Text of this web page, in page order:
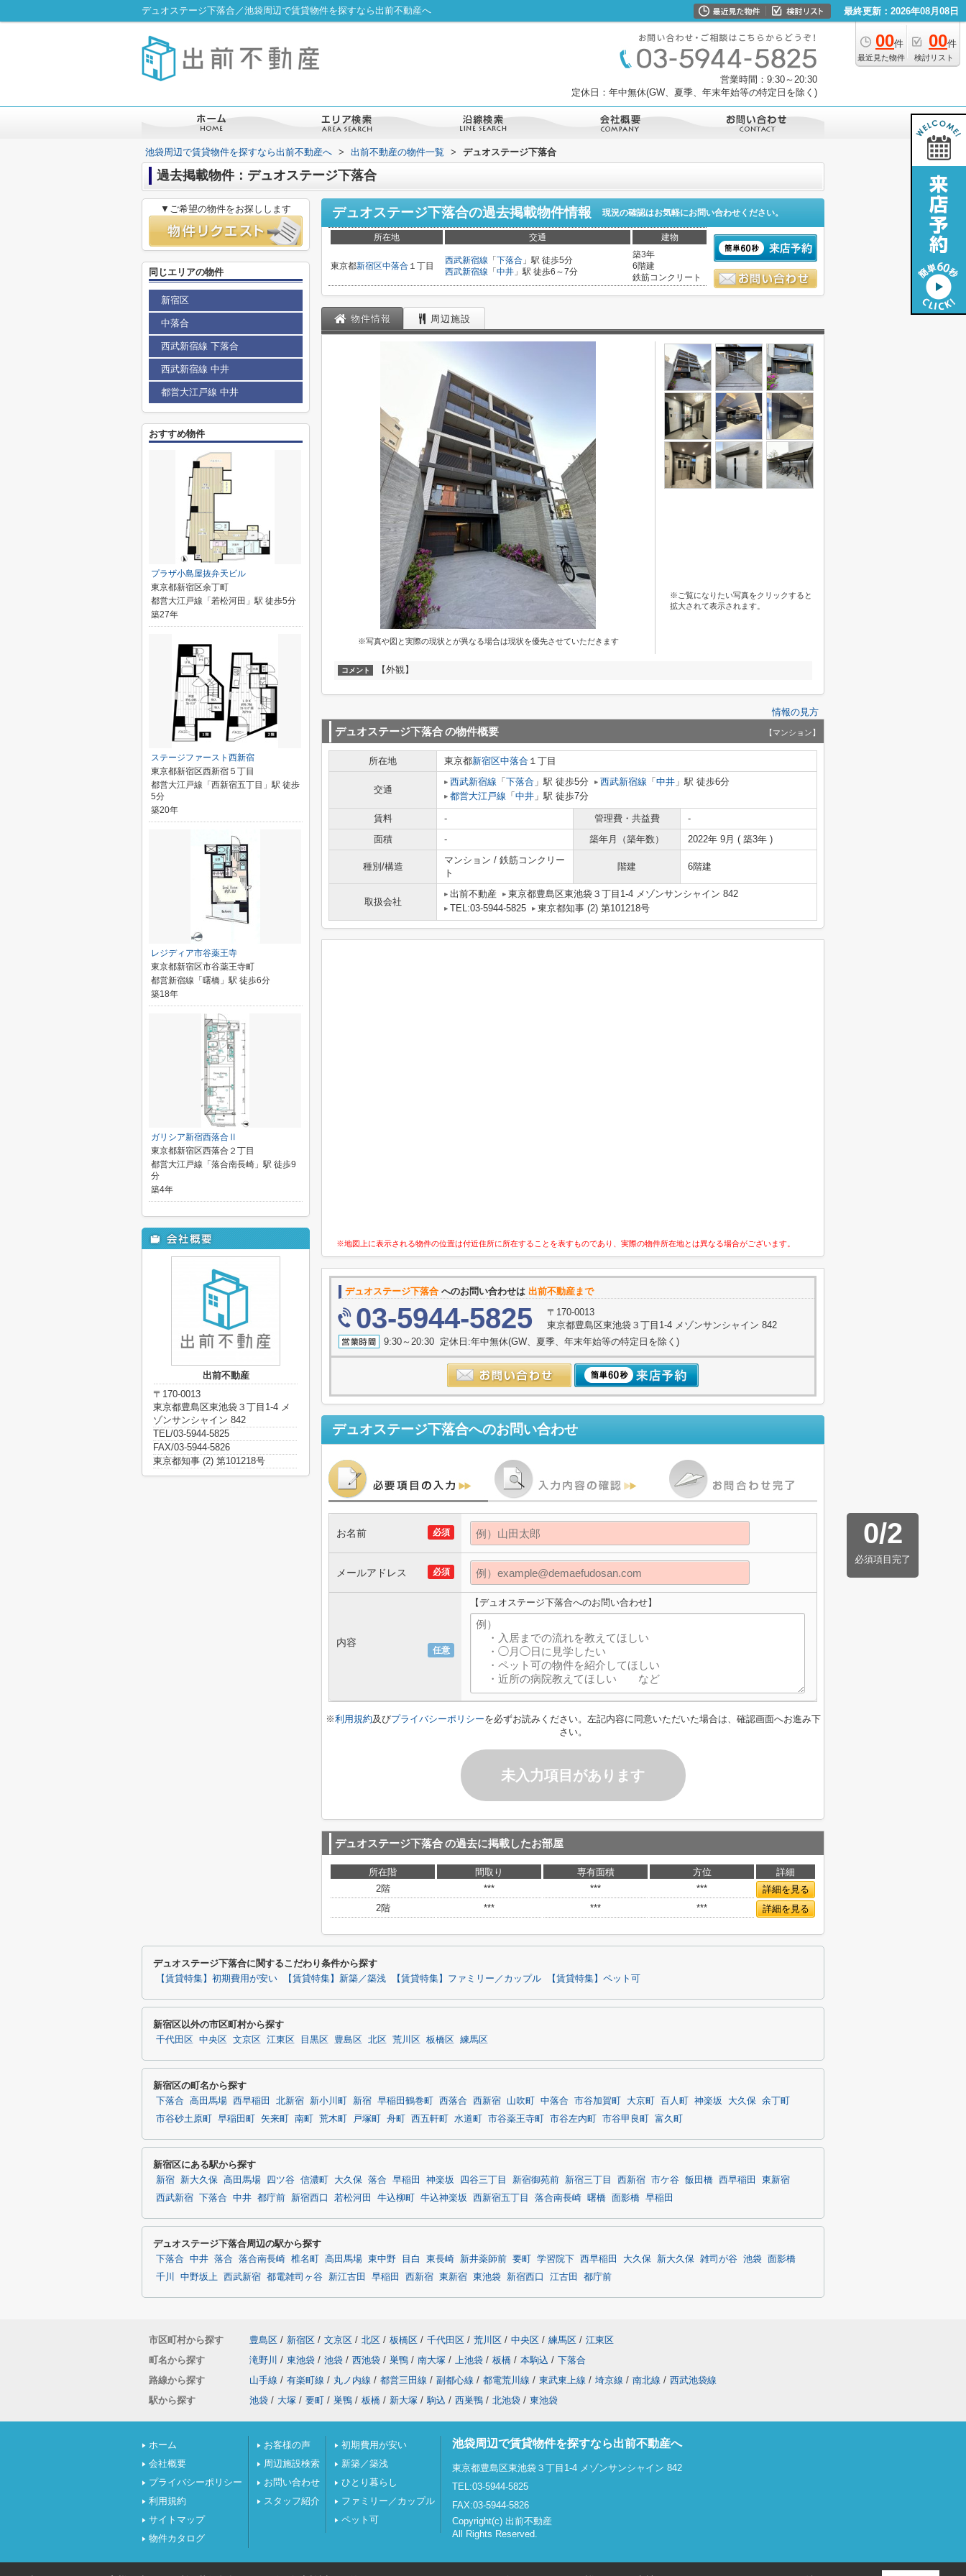
デュオステージ下落合／池袋周辺で賃貸物件を探すなら出前不動産へ 最終更新：2026年08月08日
00件
最近見た物件
00件
検討リスト
営業時間：9:30～20:30
定休日：年中無休(GW、夏季、年末年始等の特定日を除く)
池袋周辺で賃貸物件を探すなら出前不動産へ > 出前不動産の物件一覧 > デュオステージ下落合
過去掲載物件：デュオステージ下落合
デュオステージ下落合の過去掲載物件情報 現況の確認はお気軽にお問い合わせください。
所在地 交通 建物
東京都新宿区中落合 １丁目
西武新宿線 「 下落合 」駅 徒歩5分
西武新宿線 「 中井 」駅 徒歩6～7分
築3年
6階建
鉄筋コンクリート
物件情報 周辺施設
※写真や図と実際の現状とが異なる場合は現状を優先させていただきます
※ご覧になりたい写真をクリックすると
拡大されて表示されます。
コメント 【外観】
情報の見方
デュオステージ下落合の物件概要 【マンション】
所在地 東京都新宿区中落合 １丁目
交通
西武新宿線 「 下落合 」駅 徒歩5分 西武新宿線 「 中井 」駅 徒歩6分
都営大江戸線 「 中井 」駅 徒歩7分
賃料 - 管理費・共益費
-
面積
- 築年月（築年数） 2022年 9月 ( 築3年 )
種別/構造
マンション / 鉄筋コンクリー
ト
階建 6階建
取扱会社
出前不動産
東京都豊島区東池袋３丁目1-4 メゾンサンシャイン 842
TEL:03-5944-5825
東京都知事 (2) 第101218号
※地図上に表示される物件の位置は付近住所に所在することを表すものであり、実際の物件所在地とは異なる場合がございます。
デュオステージ下落合 へのお問い合わせは 出前不動産まで
03-5944-5825
〒170-0013
東京都豊島区東池袋３丁目1-4 メゾンサンシャイン 842
9:30～20:30 定休日:年中無休(GW、夏季、年末年始等の特定日を除く)
デュオステージ下落合へのお問い合わせ
0/2
必須項目完了
必須
お名前
必須
メールアドレス
任意
内容
【デュオステージ下落合へのお問い合わせ】
※利用規約及びプライバシーポリシーを必ずお読みください。左記内容に同意いただいた場合は、確認画面へお進み下
さい。
未入力項目があります
デュオステージ下落合の過去に掲載したお部屋
所在階 間取り 専有面積 方位
詳細
2階
*** *** ***
詳細を見る
2階
*** *** *** 詳細を見る
▼ご希望の物件をお探しします
同じエリアの物件
新宿区
中落合
西武新宿線 下落合
西武新宿線 中井
都営大江戸線 中井
おすすめ物件
プラザ小島屋抜弁天ビル
東京都新宿区余丁町
都営大江戸線「若松河田」駅 徒歩5分
築27年
ステージファースト西新宿
東京都新宿区西新宿５丁目
都営大江戸線「西新宿五丁目」駅 徒歩
5分
築20年
レジディア市谷薬王寺
東京都新宿区市谷薬王寺町
都営新宿線「曙橋」駅 徒歩6分
築18年
ガリシア新宿西落合Ⅱ
東京都新宿区西落合２丁目
都営大江戸線「落合南長崎」駅 徒歩9
分
築4年
出前不動産
〒170-0013
東京都豊島区東池袋３丁目1-4 メ
ゾンサンシャイン 842
TEL/03-5944-5825
FAX/03-5944-5826
東京都知事 (2) 第101218号
デュオステージ下落合に関するこだわり条件から探す
【賃貸特集】初期費用が安い 【賃貸特集】新築／築浅 【賃貸特集】ファミリー／カップル 【賃貸特集】ペット可
新宿区以外の市区町村から探す
千代田区 中央区 文京区 江東区 目黒区 豊島区 北区 荒川区 板橋区 練馬区
新宿区の町名から探す
下落合 高田馬場 西早稲田 北新宿 新小川町 新宿 早稲田鶴巻町 西落合 西新宿 山吹町 中落合 市谷加賀町 大京町 百人町 神楽坂 大久保 余丁町
市谷砂土原町
早稲田町 矢来町 南町 荒木町 戸塚町 舟町 西五軒町 水道町 市谷薬王寺町 市谷左内町 市谷甲良町 富久町
新宿区にある駅から探す
新宿 新大久保 高田馬場 四ツ谷 信濃町 大久保 落合 早稲田 神楽坂 四谷三丁目 新宿御苑前 新宿三丁目 西新宿 市ケ谷 飯田橋 西早稲田
東新宿
西武新宿
下落合 中井 都庁前 新宿西口 若松河田 牛込柳町 牛込神楽坂 西新宿五丁目 落合南長崎 曙橋 面影橋 早稲田
デュオステージ下落合周辺の駅から探す
下落合 中井 落合 落合南長崎 椎名町 高田馬場 東中野 目白 東長崎 新井薬師前 要町 学習院下 西早稲田 大久保 新大久保 雑司が谷 池袋
面影橋
千川
中野坂上 西武新宿 都電雑司ヶ谷 新江古田 早稲田 西新宿 東新宿 東池袋 新宿西口 江古田 都庁前
市区町村から探す 豊島区 / 新宿区 / 文京区 / 北区 / 板橋区 / 千代田区 / 荒川区 / 中央区 / 練馬区 / 江東区
町名から探す
滝野川 / 東池袋 / 池袋 / 西池袋 / 巣鴨 / 南大塚 / 上池袋 / 板橋 / 本駒込 / 下落合
路線から探す
山手線 / 有楽町線 / 丸ノ内線 / 都営三田線 / 副都心線 / 都電荒川線 / 東武東上線 / 埼京線 / 南北線 / 西武池袋線
駅から探す
池袋 / 大塚 / 要町 / 巣鴨 / 板橋 / 新大塚 / 駒込 / 西巣鴨 / 北池袋 / 東池袋
ホーム
会社概要
プライバシーポリシー
利用規約
サイトマップ
物件カタログ
お客様の声
周辺施設検索
お問い合わせ
スタッフ紹介
初期費用が安い
新築／築浅
ひとり暮らし
ファミリー／カップル
ペット可
池袋周辺で賃貸物件を探すなら出前不動産へ
東京都豊島区東池袋３丁目1-4 メゾンサンシャイン 842
TEL:03-5944-5825
FAX:03-5944-5826
Copyright(c) 出前不動産
All Rights Reserved.